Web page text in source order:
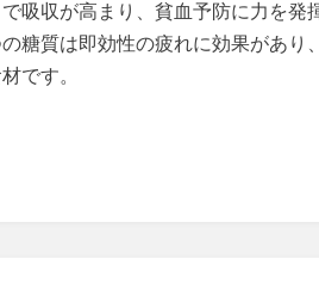
で吸収が高まり、貧血予防に力を発
糖質は即効性の疲れに効果があり
です。